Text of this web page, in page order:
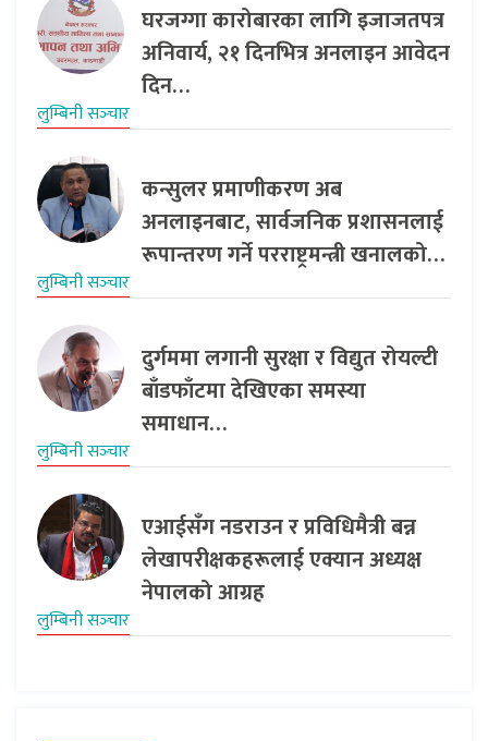
घरजग्गा कारोबारका लागि इजाजतपत्र
अनिवार्य, २१ दिनभित्र अनलाइन आवेदन
दिन…
लुम्बिनी सञ्‍चार
कन्सुलर प्रमाणीकरण अब
अनलाइनबाट, सार्वजनिक प्रशासनलाई
रूपान्तरण गर्ने परराष्ट्रमन्त्री खनालको…
लुम्बिनी सञ्‍चार
दुर्गममा लगानी सुरक्षा र विद्युत रोयल्टी
बाँडफाँटमा देखिएका समस्या
समाधान…
लुम्बिनी सञ्‍चार
एआईसँग नडराउन र प्रविधिमैत्री बन्न
लेखापरीक्षकहरूलाई एक्यान अध्यक्ष
नेपालको आग्रह
लुम्बिनी सञ्‍चार